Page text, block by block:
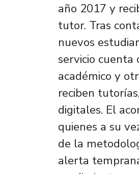
año 2017 y
tutor. Tras
nuevos
servicio cuenta
académico y
reciben
digitales. El
quienes a su
de la
alerta